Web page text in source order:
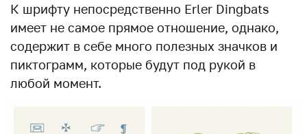
К шрифту непосредственно Erler Dingbats
имеет не самое прямое отношение, однако,
содержит в себе много полезных значков и
пиктограмм, которые будут под рукой в
любой момент.